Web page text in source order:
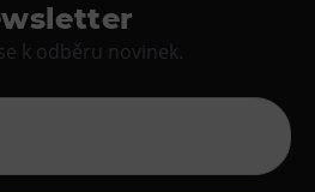
k odběru novinek.